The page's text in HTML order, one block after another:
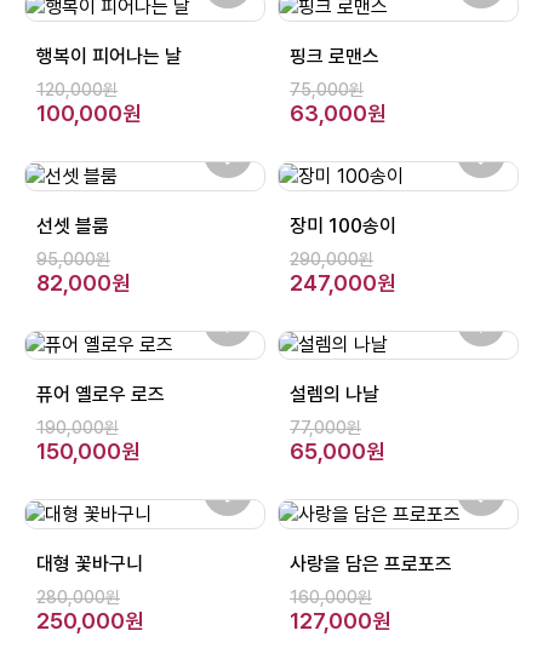
행복이 피어나는 날
120,000원
100,000원
핑크 로맨스
75,000원
63,000원
선셋 블룸
95,000원
82,000원
장미 100송이
290,000원
247,000원
퓨어 옐로우 로즈
190,000원
150,000원
설렘의 나날
77,000원
65,000원
대형 꽃바구니
280,000원
250,000원
사랑을 담은 프로포즈
160,000원
127,000원